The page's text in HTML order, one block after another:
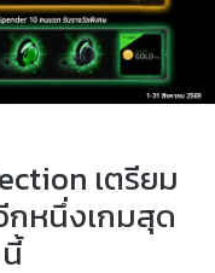
เตรียม
กหนึ่งเกมสุด